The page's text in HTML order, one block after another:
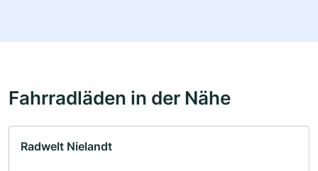
Fahrradläden in der Nähe
Radwelt Nielandt